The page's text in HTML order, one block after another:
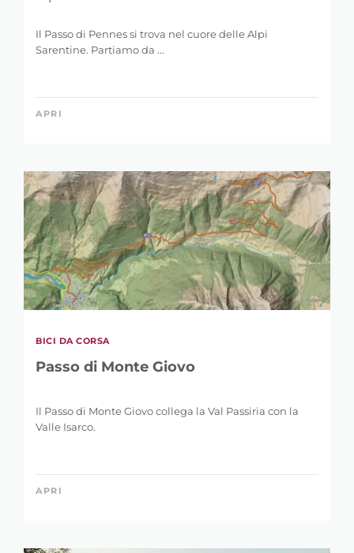
Il Passo di Pennes si trova nel cuore delle Alpi
Sarentine. Partiamo da ...
APRI
BICI DA CORSA
Passo di Monte Giovo
Il Passo di Monte Giovo collega la Val Passiria con la
Valle Isarco.
APRI